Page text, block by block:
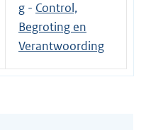
g - Control,
Begroting en
Verantwoording